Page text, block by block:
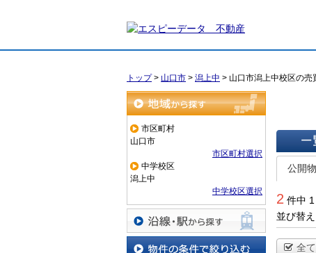
トップ> 山口市 > 潟上中 > 山口市潟上中校区の売
地域から探す
市区町村
山口市
市区町村選択
中学校区
潟上中
中学校区選択
沿線・駅から探す
一覧で
公開
2 件中
並び替え
全